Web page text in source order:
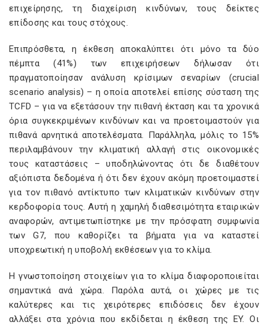
επιχείρησης, τη διαχείριση κινδύνων, τους δείκτες
επίδοσης και τους στόχους.
Επιπρόσθετα, η έκθεση αποκαλύπτει ότι μόνο τα δύο
πέμπτα (41%) των επιχειρήσεων δήλωσαν ότι
πραγματοποίησαν ανάλυση κρίσιμων σεναρίων (crucial
scenario analysis) – η οποία αποτελεί επίσης σύσταση της
TCFD – για να εξετάσουν την πιθανή έκταση και τα χρονικά
όρια συγκεκριμένων κινδύνων και να προετοιμαστούν για
πιθανά αρνητικά αποτελέσματα. Παράλληλα, μόλις το 15%
περιλαμβάνουν την κλιματική αλλαγή στις οικονομικές
τους καταστάσεις – υποδηλώνοντας ότι δε διαθέτουν
αξιόπιστα δεδομένα ή ότι δεν έχουν ακόμη προετοιμαστεί
για τον πιθανό αντίκτυπο των κλιματικών κινδύνων στην
κερδοφορία τους. Αυτή η χαμηλή διαθεσιμότητα εταιρικών
αναφορών, αντιμετωπίστηκε με την πρόσφατη συμφωνία
των G7, που καθορίζει τα βήματα για να καταστεί
υποχρεωτική η υποβολή εκθέσεων για το κλίμα.
Η γνωστοποίηση στοιχείων για το κλίμα διαφοροποιείται
σημαντικά ανά χώρα. Παρόλα αυτά, οι χώρες με τις
καλύτερες και τις χειρότερες επιδόσεις δεν έχουν
αλλάξει στα χρόνια που εκδίδεται η έκθεση της EY. Οι